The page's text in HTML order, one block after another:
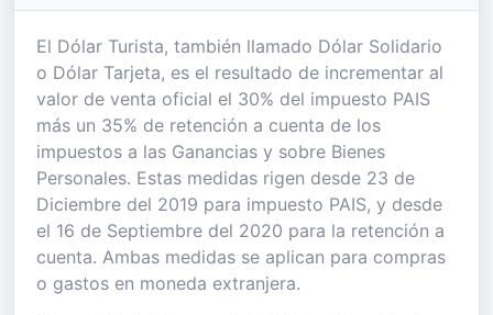
El Dólar Turista, también llamado Dólar Solidario
o Dólar Tarjeta, es el resultado de incrementar al
valor de venta oficial el 30% del impuesto PAIS
más un 35% de retención a cuenta de los
impuestos a las Ganancias y sobre Bienes
Personales. Estas medidas rigen desde 23 de
Diciembre del 2019 para impuesto PAIS, y desde
el 16 de Septiembre del 2020 para la retención a
cuenta. Ambas medidas se aplican para compras
o gastos en moneda extranjera.